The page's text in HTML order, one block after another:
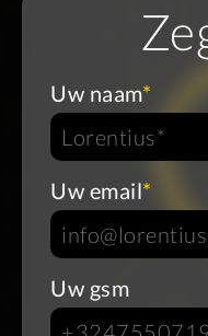
Uw naam*
Uw email*
Uw gsm